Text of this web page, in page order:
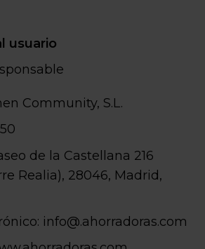
usuario
Community, S.L.
de la Castellana 216
Realia), 28046, Madrid,
info@.ahorradoras.com